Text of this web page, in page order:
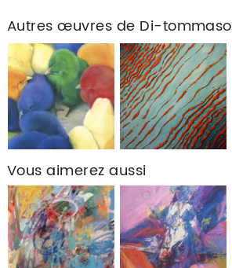
Autres œuvres de Di-tommaso
Vous aimerez aussi